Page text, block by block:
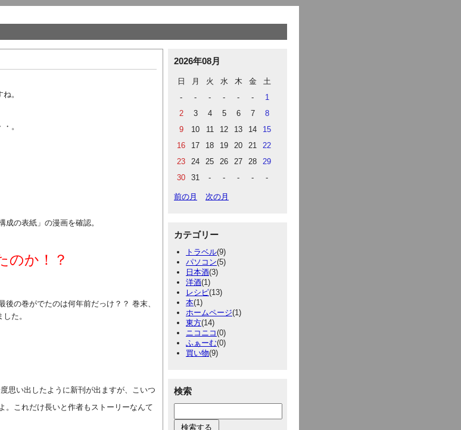
。
。
の表紙」の漫画を確認。
のか！？
の巻がでたのは何年前だっけ？？ 巻末、
た。
思い出したように新刊が出ますが、こいつ
。これだけ長いと作者もストーリーなんて
2026年08月
日 月 火 水 木 金
土
-
- - - - -
1
2
3 4 5 6 7
8
9
10 11 12 13 14
15
16
17 18 19 20 21
22
23
24 25 26 27 28
29
30
31 - - - - -
前の月 次の月
カテゴリー
トラベル(9)
パソコン(5)
日本酒(3)
洋酒(1)
レシピ(13)
本(1)
ホームページ(1)
東方(14)
ニコニコ(0)
ふぁーむ(0)
買い物(9)
検索